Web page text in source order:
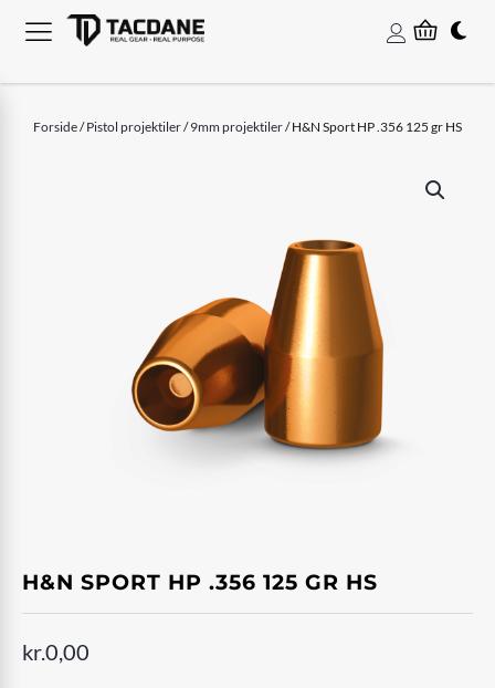
Forside/Pistol projektiler/9mm projektiler/ H&N Sport HP .356 125 gr HS
H&N SPORT HP .356 125 GR HS
kr.0,00